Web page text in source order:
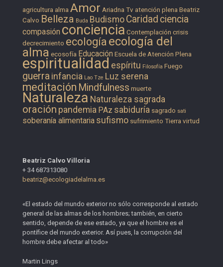
agricultura alma Amor Ariadna Tv atención plena Beatriz
Calvo Belleza Buda Budismo Caridad ciencia
compasión conciencia Contemplación crisis
decrecimiento ecología ecología del
alma ecosofía Educación Escuela de Atención Plena
espiritualidad espíritu Filosofía Fuego
guerra infancia Lao Tze Luz serena
meditación Mindfulness muerte
Naturaleza Naturaleza sagrada
oración pandemia PAz sabiduría sagrado sati
soberanía alimentaria sufismo sufrimiento Tierra virtud
Beatriz Calvo Villoria
+ 34 687313080
beatriz@ecologiadelalma.es
«El estado del mundo exterior no sólo corresponde al estado
general de las almas de los hombres; también, en cierto
sentido, depende de ese estado, ya que el hombre es el
pontífice del mundo exterior. Así pues, la corrupción del
hombre debe afectar al todo»
Martin Lings